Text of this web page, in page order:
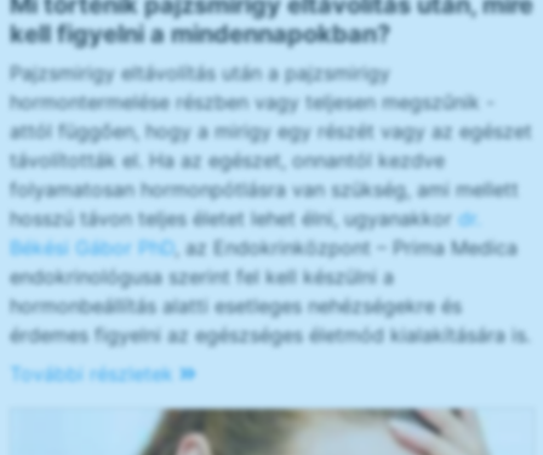
kell figyelni a mindennapokban?
Pajzsmirigy eltávolítás után a pajzsmirigy
hormontermelése részben vagy teljesen megszűnik -
attól függően, hogy a mirigy egy részét vagy az egészet
távolították el. Ha az egészet, onnantól kezdve
folyamatosan hormonpótlásra van szükség, ami mellett
hosszú távon teljes életet lehet élni, ugyanakkor dr.
Békési Gábor PhD, az Endokrinközpont – Prima Medica
endokrinológusa szerint fel kell készülni a
hormonbeállítás alatti esetleges nehézségekre és
érdemes figyelni az egészséges életmód kialakítására is.
További részletek